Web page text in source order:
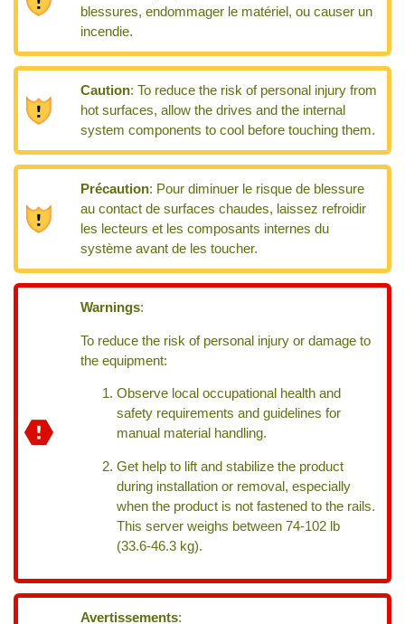
blessures, endommager le matériel, ou causer un
incendie.
Caution:To reduce the risk of personal injury from
hot surfaces, allow the drives and the internal
system components to cool before touching them.
Précaution: Pour diminuer le risque de blessure
au contact de surfaces chaudes, laissez refroidir
les lecteurs et les composants internes du
système avant de les toucher.
Warnings:
To reduce the risk of personal injury or damage to
the equipment:
Observe local occupational health and
safety requirements and guidelines for
manual material handling.
Get help to lift and stabilize the product
during installation or removal, especially
when the product is not fastened to the rails.
This server weighs between 74-102 lb
(33.6-46.3 kg).
Avertissements: